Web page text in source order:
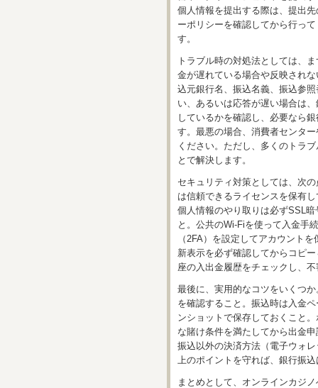
個人情報を提出する際は、提出
ーポリシーを確認してから行っ
す。
トラブル時の対処法としては、
金が遅れている場合や反映され
込元銀行名、振込名義、振込参
い、あるいは応答が遅い場合は
しているかを確認し、必要なら
す。最悪の場合、消費者センタ
ください。ただし、多くのトラ
とで解決します。
セキュリティ対策としては、次
は信頼できるライセンスを保有
個人情報のやり取りは必ずSSL
と。公共のWi-Fiを使って入金手
（2FA）を設定してアカウント
新表示を必ず確認してからコピ
座の入出金履歴をチェックし、
最後に、実用的なコツをいくつ
を確認すること。振込時は入金
ンショットで保存しておくこと
な賭け条件を満たしてから出金
振込以外の決済方法（電子ウォ
上のポイントを守れば、銀行振
まとめとして、オンラインカジ